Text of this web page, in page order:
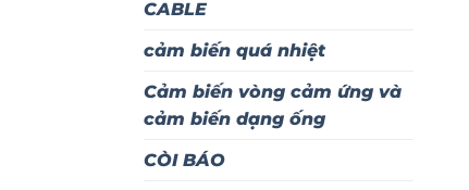
CABLE
cảm biến quá nhiệt
Cảm biến vòng cảm ứng và
cảm biến dạng ống
CÒI BÁO